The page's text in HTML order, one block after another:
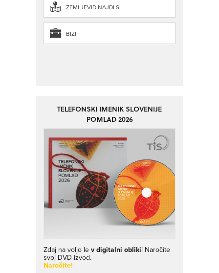
ZEMLJEVID.NAJDI.SI
BIZI
TELEFONSKI IMENIK SLOVENIJE
POMLAD 2026
Zdaj na voljo le v digitalni obliki! Naročite
svoj DVD-izvod.
Naročite!